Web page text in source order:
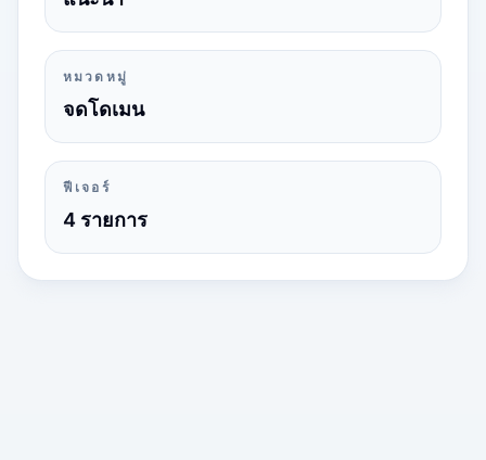
หมวดหมู่
จดโดเมน
ฟีเจอร์
4 รายการ